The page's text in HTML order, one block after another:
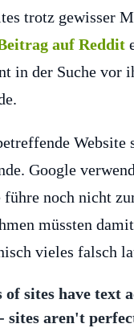
trotz gewisser
auf Reddit
in der Suche vor
Google
noch nicht
müssten
vieles falsch
sites have text
aren't